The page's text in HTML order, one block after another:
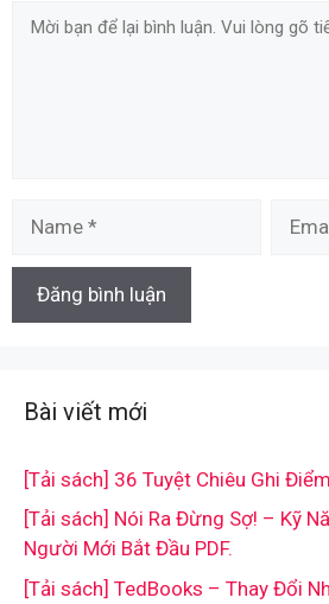
Comment
Bài viết mới
[Tải sách] 36 Tuyệt Chiêu Ghi
[Tải sách] Nói Ra Đừng Sợ! – Kỹ
Người Mới Bắt Đầu PDF.
[Tải sách] TedBooks – Thay Đổi